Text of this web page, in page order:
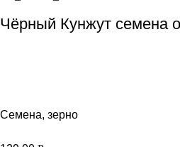
Чёрный Кунжут семена
Семена, зерно